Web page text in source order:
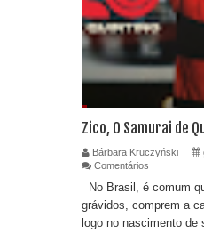
Zico, O Samurai de
Bárbara Kruczyński
Comentários
No Brasil, é comum
grávidos, comprem a
logo no nascimento